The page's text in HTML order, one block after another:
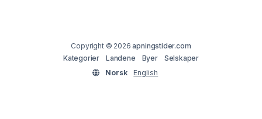
Copyright © 2026apningstider.com
Kategorier
Landene Byer
Selskaper
Norsk
English